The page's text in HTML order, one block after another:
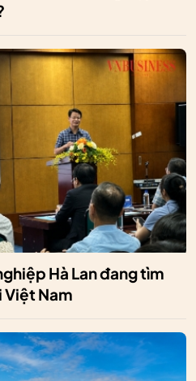
Hà Lan đang tìm
Việt Nam